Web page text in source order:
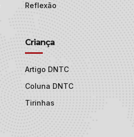
Reflexão
Criança
Artigo DNTC
Coluna DNTC
Tirinhas